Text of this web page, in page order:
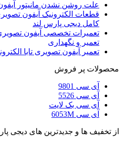
علت روشن نشدن مانیتور
قطعات الکترونیک آیفون
کامل دیجی پارس لند
تعمیرات تخصصی آیفون
تعمیر و نگهداری
تعمیر آیفون تصویری تابا
محصولات پر فروش
آی سی 9801
آی سی 5526
آی سی بک لایت
آی سی 6053M
از تخفیف ها و جدیدترین های دیجی